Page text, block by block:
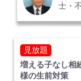
士・
見放題
増える子なし相
様の生前対策